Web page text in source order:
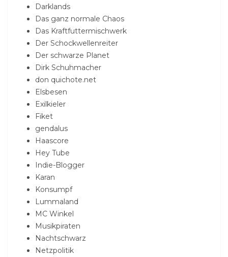
Darklands
Das ganz normale Chaos
Das Kraftfuttermischwerk
Der Schockwellenreiter
Der schwarze Planet
Dirk Schuhmacher
don quichote.net
Elsbesen
Exilkieler
Fiket
gendalus
Haascore
Hey Tube
Indie-Blogger
Karan
Konsumpf
Lummaland
MC Winkel
Musikpiraten
Nachtschwarz
Netzpolitik